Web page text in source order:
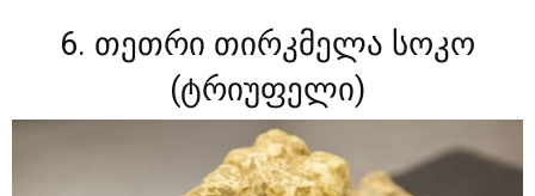
6. თეთრი თირკმელა სოკო
(ტრიუფელი)